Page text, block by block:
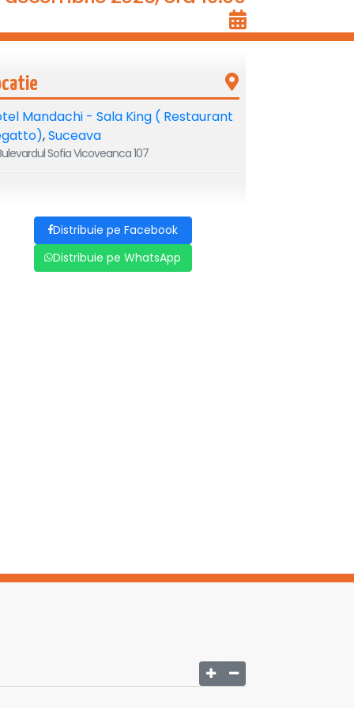
Mandachi - Sala King ( Restaurant
,Suceava
Sofia Vicoveanca 107
Distribuie pe Facebook
Distribuie pe WhatsApp